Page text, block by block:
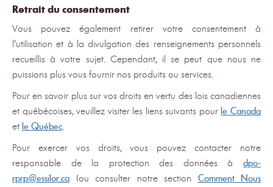
Retrait du consentement
Vous pouvez également retirer votre consentement à
l’utilisation et à la divulgation des renseignements personnels
recueillis à votre sujet. Cependant, il se peut que nous ne
puissions plus vous fournir nos produits ou services.
Pour en savoir plus sur vos droits en vertu des lois canadiennes
et québécoises, veuillez visiter les liens suivants pourle Canada
et le Québec.
Pour exercer vos droits, vous pouvez contacter notre
responsable de la protection des données à dpo-
rprp@essilor.ca (ou consulter notre section Comment Nous